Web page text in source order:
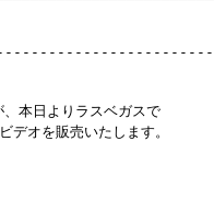
本日よりラスベガスで
デオを販売いたします。